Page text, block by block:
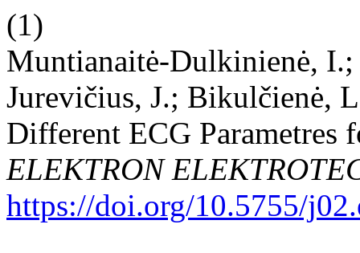
(1)
Muntianaitė-Dulkinienė, I.;
Jurevičius, J.; Bikulčienė,
Different ECG Parametres
ELEKTRON
https://doi.org/10.5755/